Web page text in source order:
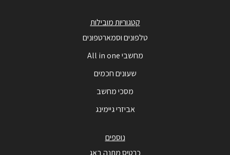
קטגוריות מובילות
טלפונים וסמארטפונים
מחשבי All in one
שעונים חכמים
מסכי מחשב
אביזרי גיימינג
נוספים
כרטיס מתנה באג